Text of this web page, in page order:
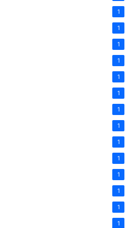
1
1
1
1
1
1
1
1
1
1
1
1
1
1